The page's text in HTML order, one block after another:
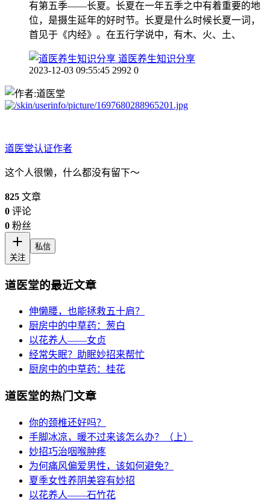
有第五季——长夏。长夏在一年五季之中有着重要的地
位，是摄生延年的好时节。长夏是什么时候长夏一词，
首见于《内经》。在五行学说中，有木、火、土、
道医养生知识分享
2023-12-03 09:55:45 2992 0
道医堂认证作者
这个人很懒，什么都没有留下～
825 文章
0 评论
0 粉丝
关注
私信
道医堂的最近文章
伸懒腰，也能拯救五十肩？
厨房中的中草药：葱白
以花养人——女贞
经常失眠？助眠妙招来帮忙
厨房中的中草药：桂花
道医堂的热门文章
你的颈椎还好吗？
手脚冰凉，暖不过来该怎么办？（上）
妙招巧治咽喉肿疼
为何痛风偏爱男性，该如何避免？
夏季女性养阴美容有妙招
以花养人——石竹花